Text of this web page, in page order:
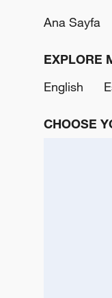
Ana Sayfa
EXPLORE
English
CHOOSE